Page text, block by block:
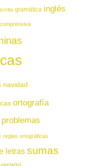
gramática inglés
navidad
ortografía
problemas
reglas ortográficas
letras sumas